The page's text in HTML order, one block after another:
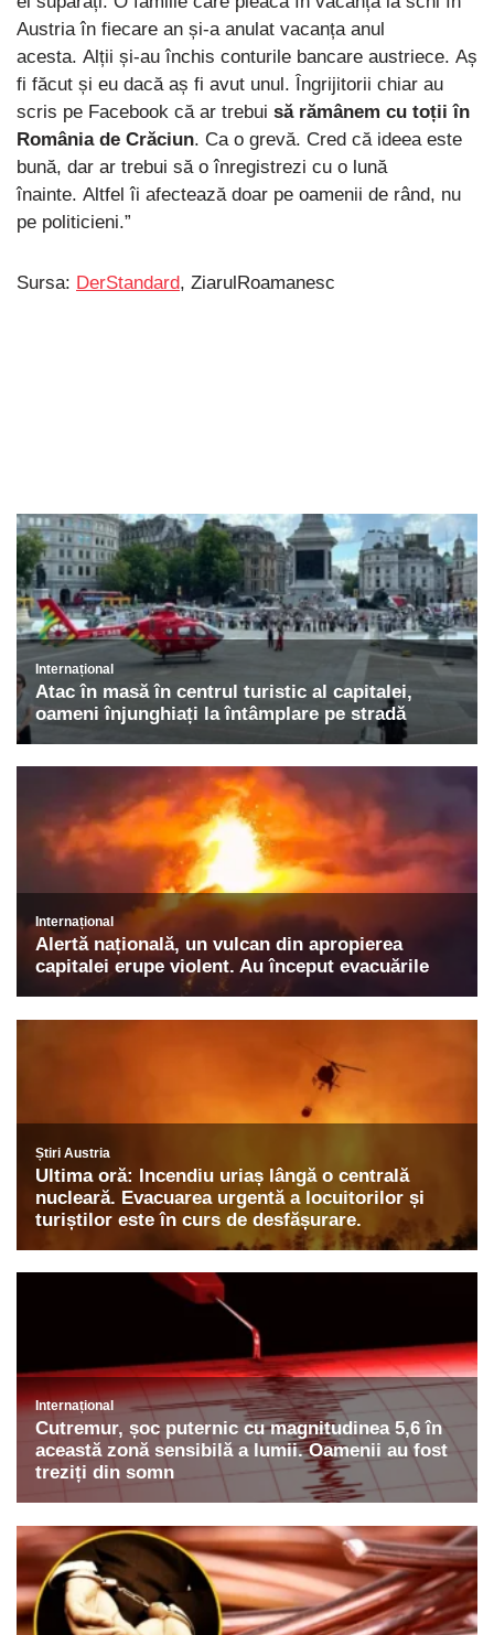
Austria în fiecare an și-a anulat vacanța anul
acesta. Alții și-au închis conturile bancare austriece. Aș
fi făcut și eu dacă aș fi avut unul. Îngrijitorii chiar au
scris pe Facebook că ar trebui să rămânem cu toții în
România de Crăciun. Ca o grevă. Cred că ideea este
bună, dar ar trebui să o înregistrezi cu o lună
înainte. Altfel îi afectează doar pe oamenii de rând, nu
pe politicieni.”
Sursa: DerStandard, ZiarulRoamanesc